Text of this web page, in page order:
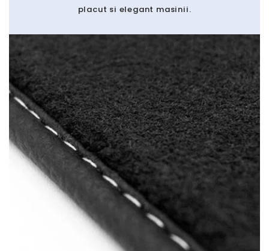
placut si elegant masinii.